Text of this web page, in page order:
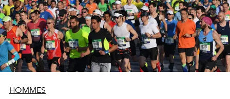
HOMMES